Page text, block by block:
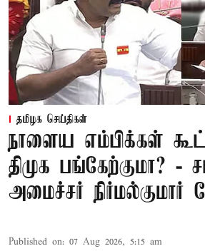
தமிழக செய்திகள்
நாளைய எம்பிக்கள்
திமுக பங்கேற்குமா? -
அமைச்சர் நிர்மல்குமார்
Published on: 07 Aug 2026, 5:15 am